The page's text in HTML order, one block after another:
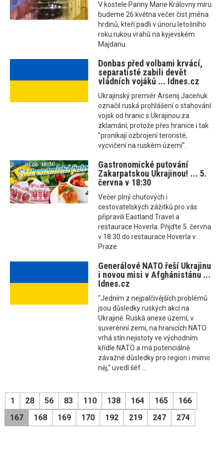
V kostele Panny Marie Královny míru
budeme 26.května večer číst jména
hrdinů, kteří padli v únoru letošního
roku rukou vrahů na kyjevském
Majdanu.
Donbas před volbami krvácí,
separatisté zabili devět
vládních vojáků ... Idnes.cz
Ukrajinský premiér Arsenij Jaceňuk
označil ruská prohlášení o stahování
vojsk od hranic s Ukrajinou za
zklamání, protože přes hranice i tak
"pronikají ozbrojení teroristé,
vycvičení na ruském území".
Gastronomické putování
Zakarpatskou Ukrajinou! ... 5.
června v 18:30
Večer plný chuťových i
cestovatelských zážitků pro vás
připravili Eastland Travel a
restaurace Hoverla. Přijďte 5. června
v 18:30 do restaurace Hoverla v
Praze.
Generálové NATO řeší Ukrajinu
i novou misi v Afghánistánu ...
Idnes.cz
"Jedním z nejpalčivějších problémů
jsou důsledky ruských akcí na
Ukrajině. Ruská anexe území, v
suverénní zemi, na hranicích NATO
vrhá stín nejistoty ve východním
křídle NATO a má potenciálně
závažné důsledky pro region i mimo
něj," uvedl šéf ...
1 28 56 83 110 138 164 165
166
167
168 169 170 192 219 247 274